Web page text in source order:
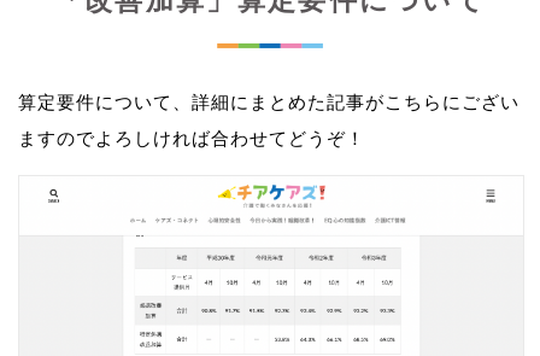
算定要件について、詳細にまとめた記事がこちらにござい
ますのでよろしければ合わせてどうぞ！